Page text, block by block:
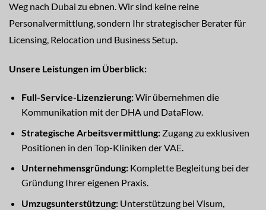
Weg nach Dubai zu ebnen. Wir sind keine reine
Personalvermittlung, sondern Ihr strategischer Berater für
Licensing, Relocation und Business Setup.
Unsere Leistungen im Überblick:
Full-Service-Lizenzierung:Wir übernehmen die
Kommunikation mit der DHA und DataFlow.
Strategische Arbeitsvermittlung:Zugang zu exklusiven
Positionen in den Top-Kliniken der VAE.
Unternehmensgründung:Komplette Begleitung bei der
Gründung Ihrer eigenen Praxis.
Umzugsunterstützung:Unterstützung bei Visum,